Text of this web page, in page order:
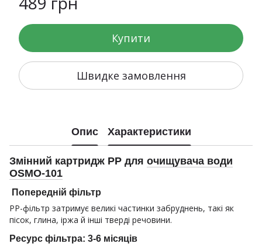
Купити
Швидке замовлення
Опис Характеристики
Змінний картридж PP для очищувача води
OSMO-101
Попередній фільтр
PP-фільтр затримує великі частинки забруднень, такі як
пісок, глина, іржа й інші тверді речовини.
Ресурс фільтра: 3-6 місяців